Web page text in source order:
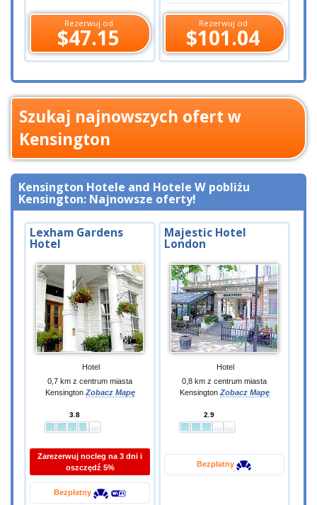
Rezerwuj od
$47.15
Rezerwuj od
$101.04
Szukaj najnowszych ofert w
Kensington
Kensington Hotele and Hotele W pobliżu
Kensington: Najnowsze oferty!
Lexham Gardens
Hotel
Hotel
0,7 km z centrum miasta
Kensington Zobacz Mapę
3.8
Zarezerwuj nocleg na 3 dni i
oszczędź 5%
Bezpłatny
Majestic Hotel
London
Hotel
0,8 km z centrum miasta
Kensington Zobacz Mapę
2.9
Bezpłatny